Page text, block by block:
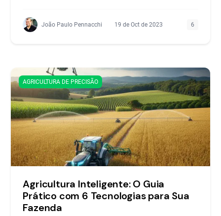
João Paulo Pennacchi 19 de Oct de 2023 6
AGRICULTURA DE PRECISÃO
Agricultura Inteligente: O Guia
Prático com 6 Tecnologias para Sua
Fazenda